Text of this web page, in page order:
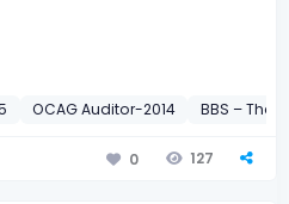
OCAG Auditor-2014 BBS –
0 127